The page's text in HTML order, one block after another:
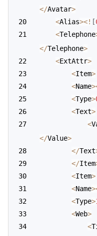
</Avatar>
<Alias><! [
<Telephone
</Telephone>
<ExtAttr>
<Item>
<Name>
<Type>
<Text>
<
</Value>
</Text
</Item
<Item>
<Name>
<Type>
<Web>
<